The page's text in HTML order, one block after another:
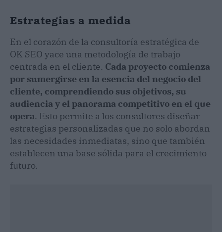
Estrategias a medida
En el corazón de la consultoría estratégica de
OK SEO yace una metodología de trabajo
centrada en el cliente. Cada proyecto comienza
por sumergirse en la esencia del negocio del
cliente, comprendiendo sus objetivos, su
audiencia y el panorama competitivo en el que
opera. Esto permite a los consultores diseñar
estrategias personalizadas que no solo abordan
las necesidades inmediatas, sino que también
establecen una base sólida para el crecimiento
futuro.